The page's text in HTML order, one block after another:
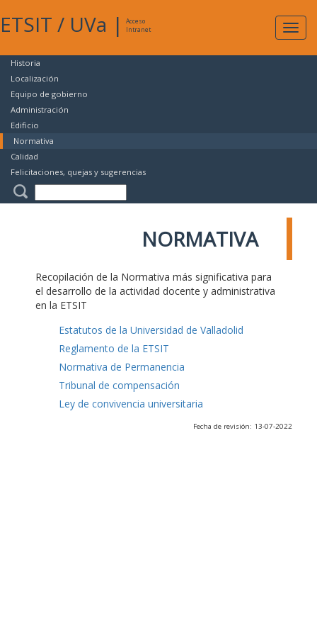
ETSIT / UVa |
Acceso
Intranet
Historia
Localización
Equipo de gobierno
Administración
Edificio
Normativa
Calidad
Felicitaciones, quejas y sugerencias
NORMATIVA
Recopilación de la Normativa más significativa para
el desarrollo de la actividad docente y administrativa
en la ETSIT
Estatutos de la Universidad de Valladolid
Reglamento de la ETSIT
Normativa de Permanencia
Tribunal de compensación
Ley de convivencia universitaria
Fecha de revisión: 13-07-2022